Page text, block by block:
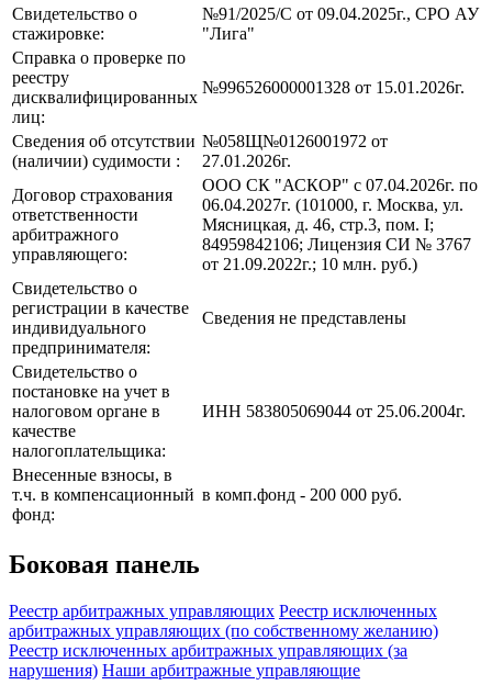
Свидетельство о
стажировке:
№91/2025/С от 09.04.2025г., СРО АУ
"Лига"
Справка о проверке по
реестру
дисквалифицированных
лиц:
№996526000001328 от 15.01.2026г.
Сведения об отсутствии
(наличии) судимости :
№058Щ№0126001972 от
27.01.2026г.
Договор страхования
ответственности
арбитражного
управляющего:
ООО СК "АСКОР" с 07.04.2026г. по
06.04.2027г. (101000, г. Москва, ул.
Мясницкая, д. 46, стр.3, пом. I;
84959842106; Лицензия СИ № 3767
от 21.09.2022г.; 10 млн. руб.)
Свидетельство о
регистрации в качестве
индивидуального
предпринимателя:
Сведения не представлены
Свидетельство о
постановке на учет в
налоговом органе в
качестве
налогоплательщика:
ИНН 583805069044 от 25.06.2004г.
Внесенные взносы, в
т.ч. в компенсационный
фонд:
в комп.фонд - 200 000 руб.
Боковая панель
Реестр арбитражных управляющих Реестр исключенных
арбитражных управляющих (по собственному желанию)
Реестр исключенных арбитражных управляющих (за
нарушения) Наши арбитражные управляющие